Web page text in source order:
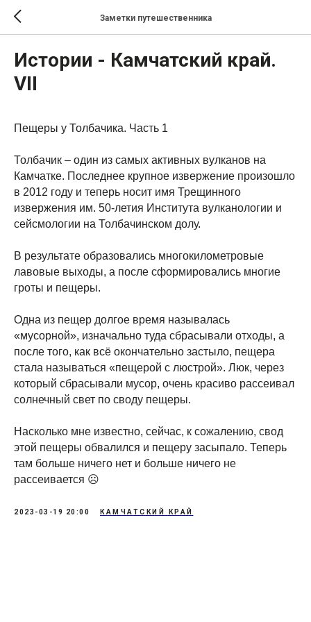
Заметки путешественника
Истории - Камчатский край.
VII
Пещеры у Толбачика. Часть 1
Толбачик – один из самых активных вулканов на
Камчатке. Последнее крупное извержение произошло
в 2012 году и теперь носит имя Трещинного
извержения им. 50-летия Института вулканологии и
сейсмологии на Толбачинском долу.
В результате образовались многокилометровые
лавовые выходы, а после сформировались многие
гроты и пещеры.
Одна из пещер долгое время называлась
«мусорной», изначально туда сбрасывали отходы, а
после того, как всё окончательно застыло, пещера
стала называться «пещерой с люстрой». Люк, через
который сбрасывали мусор, очень красиво рассеивал
солнечный свет по своду пещеры.
Насколько мне известно, сейчас, к сожалению, свод
этой пещеры обвалился и пещеру засыпало. Теперь
там больше ничего нет и больше ничего не
рассеивается ☹️
2023-03-19 20:00 КАМЧАТСКИЙ КРАЙ